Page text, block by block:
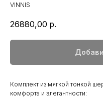
VINNIS
26880,00 р.
Комплект из мягкой тонкой
комфорта и элегантности: